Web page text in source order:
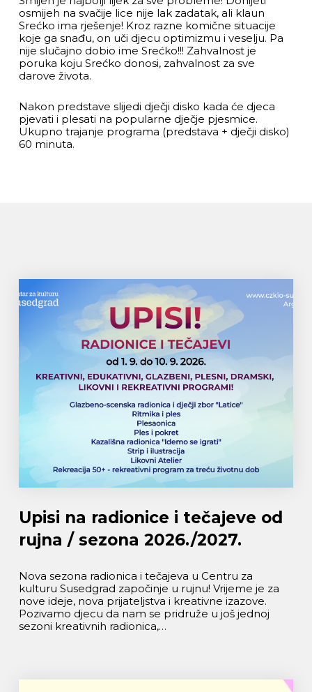
osmijeh na svačije lice nije lak zadatak, ali klaun
Srećko ima rješenje! Kroz razne komične situacije
koje ga snađu, on uči djecu optimizmu i veselju. Pa
nije slučajno dobio ime Srećko!!! Zahvalnost je
poruka koju Srećko donosi, zahvalnost za sve
darove života.
Nakon predstave slijedi dječji disko kada će djeca
pjevati i plesati na popularne dječje pjesmice.
Ukupno trajanje programa (predstava + dječji disko)
60 minuta.
Upisi na radionice i tečajeve od
rujna / sezona 2026./2027.
Nova sezona radionica i tečajeva u Centru za
kulturu Susedgrad započinje u rujnu! Vrijeme je za
nove ideje, nova prijateljstva i kreativne izazove.
Pozivamo djecu da nam se pridruže u još jednoj
sezoni kreativnih radionica,…